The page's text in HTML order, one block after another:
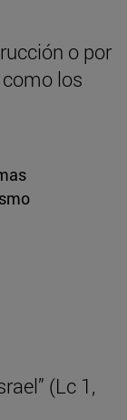
o por
los
(Lc 1,